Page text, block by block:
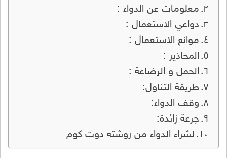
معلومات عن الدواء :
دواعي الاستعمال :
موانع الاستعمال :
المحاذير :
الحمل و الرضاعة :
طريقة التناول:
وقف الدواء:
جرعة زائدة:
لشراء الدواء من روشته دوت كوم